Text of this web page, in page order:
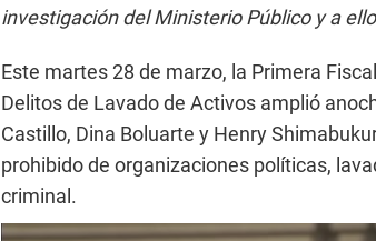
investigación del Ministerio Público y a
Este martes 28 de marzo, la Primera
Delitos de Lavado de Activos amplió
Castillo, Dina Boluarte y Henry
prohibido de organizaciones políticas,
criminal.